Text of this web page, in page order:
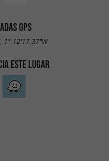
GPS
1° 12'17.37"W
ESTE LUGAR